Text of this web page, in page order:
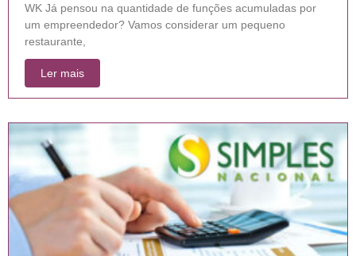
WK Já pensou na quantidade de funções acumuladas por
um empreendedor? Vamos considerar um pequeno
restaurante,
Ler mais